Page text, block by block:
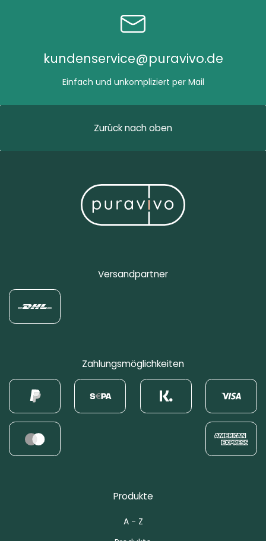
kundenservice@puravivo.de
Einfach und unkompliziert per Mail
Zurück nach oben
Versandpartner
Zahlungsmöglichkeiten
Produkte
A - Z